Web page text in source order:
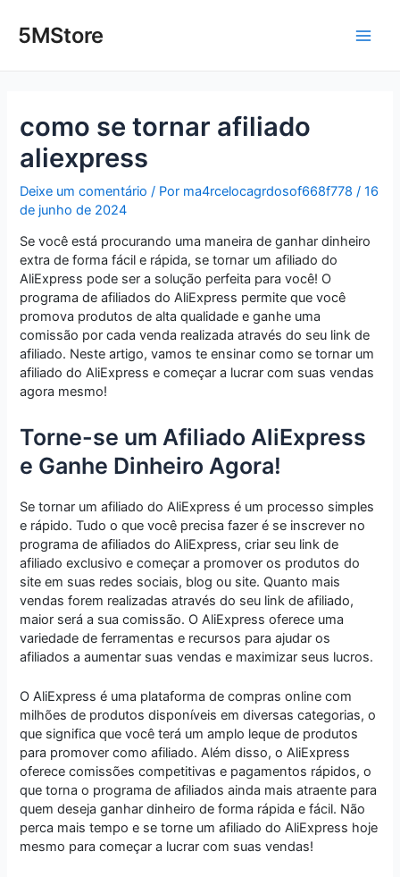
para5MStore
como se tornar afiliado
aliexpress
Deixe um comentário / Por ma4rcelocagrdosof668f778/16
de junho de 2024
Se você está procurando uma maneira de ganhar dinheiro
extra de forma fácil e rápida, se tornar um afiliado do
AliExpress pode ser a solução perfeita para você! O
programa de afiliados do AliExpress permite que você
promova produtos de alta qualidade e ganhe uma
comissão por cada venda realizada através do seu link de
afiliado. Neste artigo, vamos te ensinar como se tornar um
afiliado do AliExpress e começar a lucrar com suas vendas
agora mesmo!
Torne-se um Afiliado AliExpress
e Ganhe Dinheiro Agora!
Se tornar um afiliado do AliExpress é um processo simples
e rápido. Tudo o que você precisa fazer é se inscrever no
programa de afiliados do AliExpress, criar seu link de
afiliado exclusivo e começar a promover os produtos do
site em suas redes sociais, blog ou site. Quanto mais
vendas forem realizadas através do seu link de afiliado,
maior será a sua comissão. O AliExpress oferece uma
variedade de ferramentas e recursos para ajudar os
afiliados a aumentar suas vendas e maximizar seus lucros.
O AliExpress é uma plataforma de compras online com
milhões de produtos disponíveis em diversas categorias, o
que significa que você terá um amplo leque de produtos
para promover como afiliado. Além disso, o AliExpress
oferece comissões competitivas e pagamentos rápidos, o
que torna o programa de afiliados ainda mais atraente para
quem deseja ganhar dinheiro de forma rápida e fácil. Não
perca mais tempo e se torne um afiliado do AliExpress hoje
mesmo para começar a lucrar com suas vendas!
navigation